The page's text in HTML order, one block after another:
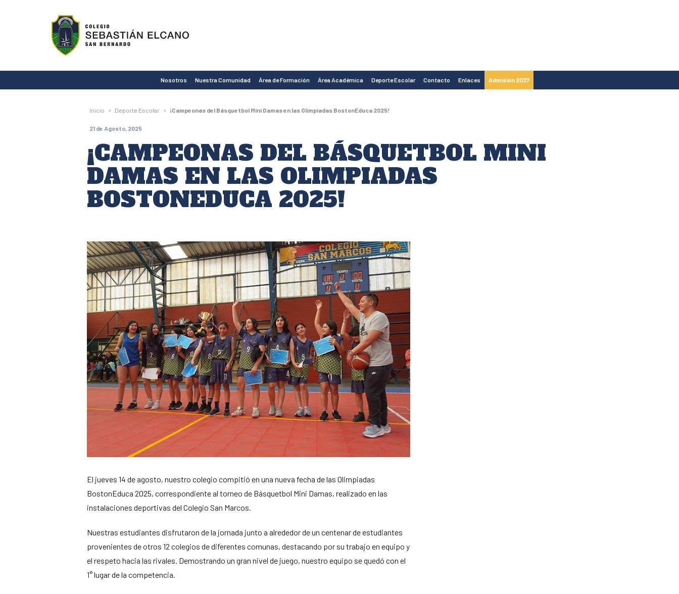
Colegio
Sebastián
Elcano
de
San
Bernardo
Nosotros Nuestra Comunidad Área de Formación Área Académica Deporte Escolar Contacto Enlaces Admisión 2027
Inicio » Deporte Escolar » ¡Campeonas del Básquetbol Mini Damas en las Olimpiadas BostonEduca 2025!
21 de Agosto, 2025
¡CAMPEONAS DEL BÁSQUETBOL MINI
DAMAS EN LAS OLIMPIADAS
BOSTONEDUCA 2025!
El jueves 14 de agosto, nuestro colegio compitió en una nueva fecha de las Olimpiadas
BostonEduca 2025, correspondiente al torneo de Básquetbol Mini Damas, realizado en las
instalaciones deportivas del Colegio San Marcos.
Nuestras estudiantes disfrutaron de la jornada junto a alrededor de un centenar de estudiantes
provenientes de otros 12 colegios de diferentes comunas, destacando por su trabajo en equipo y
el respeto hacia las rivales. Demostrando un gran nivel de juego, nuestro equipo se quedó con el
1° lugar de la competencia.